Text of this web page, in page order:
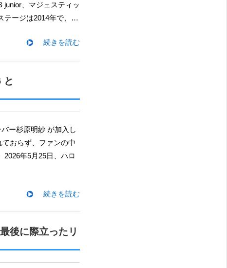
、マジェスティッ
テージは2014年で、…
続きを読む
と
おらず、ファンの中
年5月25日、ハロ
続きを読む
後に際立ったリ